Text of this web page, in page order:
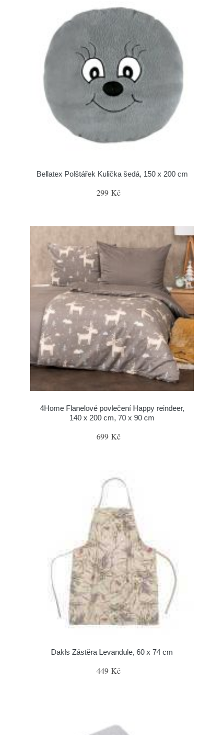
Bellatex Polštářek Kulička šedá, 150 x 200 cm
299 Kč
4Home Flanelové povlečení Happy reindeer,
140 x 200 cm, 70 x 90 cm
699 Kč
Dakls Zástěra Levandule, 60 x 74 cm
449 Kč